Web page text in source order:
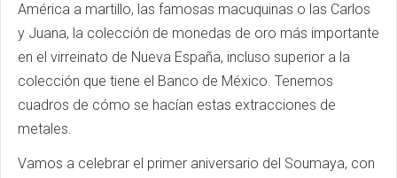
América a martillo, las famosas macuquinas o las Carlos
y Juana, la colección de monedas de oro más importante
en el virreinato de Nueva España, incluso superior a la
colección que tiene el Banco de México. Tenemos
cuadros de cómo se hacían estas extracciones de
metales.
Vamos a celebrar el primer aniversario del Soumaya, con